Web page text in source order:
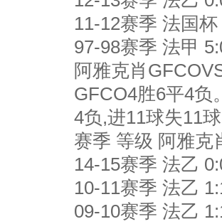
11-12赛季 法国
97-98赛季 法甲
阿雅克肖
GFCO4胜6平4负
4负,进11球失11
赛季 等级 阿雅克
14-15赛季 法乙
10-11赛季 法乙
09-10赛季 法乙